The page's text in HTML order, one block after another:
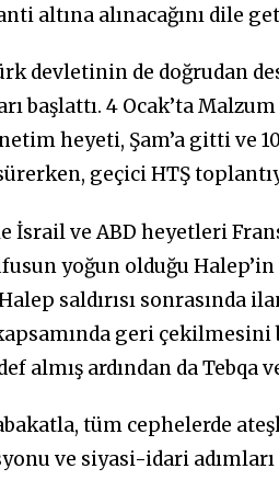
altına alınacağını dile
devletinin de doğrudan
başlattı. 4 Ocak’ta
heyeti, Şam’a gitti ve
geçici HTŞ
İsrail ve ABD heyetleri
yoğun olduğu Halep’in
saldırısı sonrasında
geri çekilmesini
almış ardından da Tebqa ve
tüm cephelerde
ve siyasi-idari